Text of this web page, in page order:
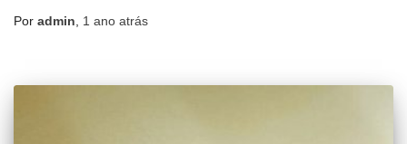
Por admin 1 ano atrás